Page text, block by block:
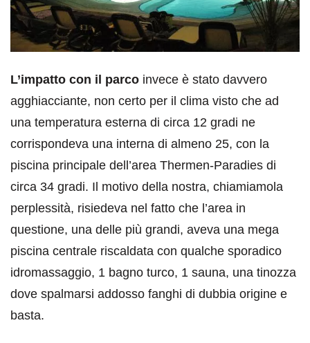
L’impatto con il parco invece è stato davvero
agghiacciante, non certo per il clima visto che ad
una temperatura esterna di circa 12 gradi ne
corrispondeva una interna di almeno 25, con la
piscina principale dell’area Thermen-Paradies di
circa 34 gradi. Il motivo della nostra, chiamiamola
perplessità, risiedeva nel fatto che l’area in
questione, una delle più grandi, aveva una mega
piscina centrale riscaldata con qualche sporadico
idromassaggio, 1 bagno turco, 1 sauna, una tinozza
dove spalmarsi addosso fanghi di dubbia origine e
basta.